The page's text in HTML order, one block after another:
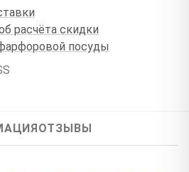
расчёта скидки
посуды
ОТЗЫВЫ